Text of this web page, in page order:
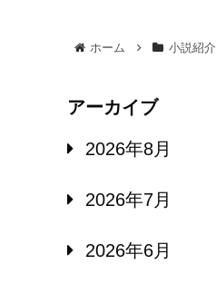
ホーム 小説紹介
アーカイブ
2026年8月
2026年7月
2026年6月